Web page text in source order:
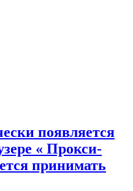
появляется
« Прокси-
принимать